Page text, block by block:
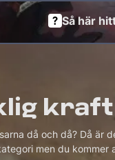
Så här
kraft
då och då? Då är
men du kommer